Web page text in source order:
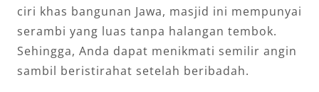
ciri khas bangunan Jawa, masjid ini mempunyai
serambi yang luas tanpa halangan tembok.
Sehingga, Anda dapat menikmati semilir angin
sambil beristirahat setelah beribadah.